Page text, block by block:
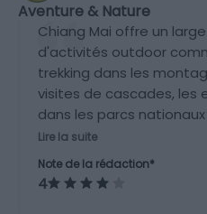
Aventure & Nature
Chiang Mai offre un
d'activités outdoor
trekking dans les
visites de cascades, les
dans les parcs
Inthanon, Doi Suthep), et
rencontres avec la faune.
proximité avec la nature
Lire la suite
Note de la rédaction*
4